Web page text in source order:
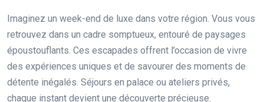
Imaginez un week-end de luxe dans votre région. Vous vous
retrouvez dans un cadre somptueux, entouré de paysages
époustouflants. Ces escapades offrent l’occasion de vivre
des expériences uniques et de savourer des moments de
détente inégalés. Séjours en palace ou ateliers privés,
chaque instant devient une découverte précieuse.